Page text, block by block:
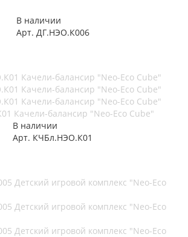
В наличии
Арт. ДГ.НЭО.К006
Качели-балансир "Neo-Eco Cube"
В наличии
Арт. КЧБл.НЭО.К01